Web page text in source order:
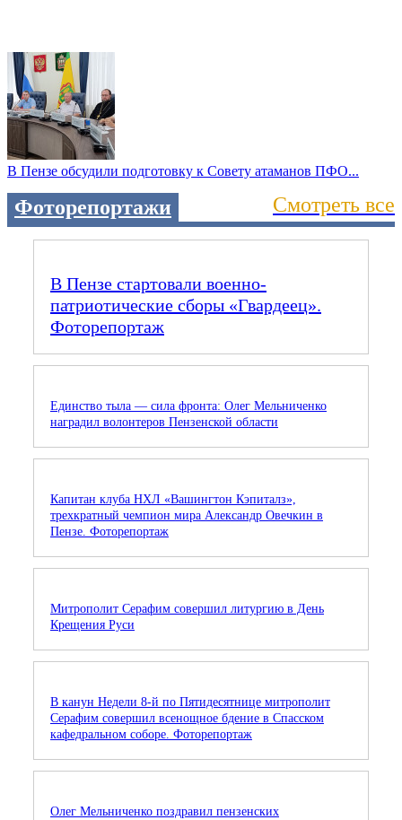
В Пензе обсудили подготовку к Совету атаманов ПФО...
Фоторепортажи Смотреть все
В Пензе стартовали военно-
патриотические сборы «Гвардеец».
Фоторепортаж
Единство тыла — сила фронта: Олег Мельниченко
наградил волонтеров Пензенской области
Капитан клуба НХЛ «Вашингтон Кэпиталз»,
трехкратный чемпион мира Александр Овечкин в
Пензе. Фоторепортаж
Митрополит Серафим совершил литургию в День
Крещения Руси
В канун Недели 8-й по Пятидесятнице митрополит
Серафим совершил всенощное бдение в Спасском
кафедральном соборе. Фоторепортаж
Олег Мельниченко поздравил пензенских